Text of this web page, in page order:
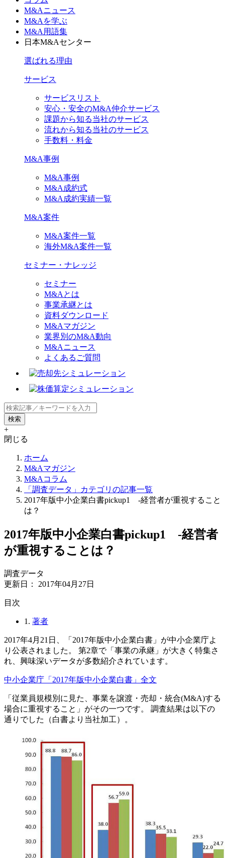
M&Aニュース
M&Aを学ぶ
M&A用語集
日本M&Aセンター
選ばれる理由
サービス
サービスリスト
安心・安全のM&A仲介サービス
課題から知る当社のサービス
流れから知る当社のサービス
手数料・料金
M&A事例
M&A事例
M&A成約式
M&A成約実績一覧
M&A案件
M&A案件一覧
海外M&A案件一覧
セミナー・ナレッジ
セミナー
M&Aとは
事業承継とは
資料ダウンロード
M&Aマガジン
業界別のM&A動向
M&Aニュース
よくあるご質問
+
閉じる
ホーム
M&Aマガジン
M&Aコラム
「調査データ」カテゴリの記事一覧
2017年版中小企業白書pickup1 -経営者が重視すること
は？
2017年版中小企業白書pickup1 -経営者
が重視することは？
調査データ
更新日： 2017年04月27日
⽬次
1. 著者
2017年4月21日、「2017年版中小企業白書」が中小企業庁よ
り公表されました。 第2章で「事業の承継」が大きく特集さ
れ、興味深いデータが多数紹介されています。
中小企業庁「2017年版中小企業白書」全文
「従業員規模別に見た、事業を譲渡・売却・統合(M&A)する
場合に重視すること」がその一つです。 調査結果は以下の
通りでした（白書より当社加工）。